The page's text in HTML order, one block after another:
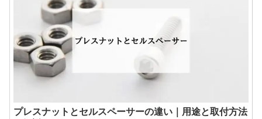
プレスナットとセルスペーサーの違い｜用途と取付方法